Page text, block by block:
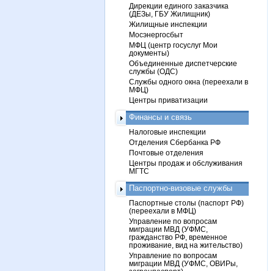
Дирекции единого заказчика
(ДЕЗы, ГБУ Жилищник)
Жилищные инспекции
Мосэнергосбыт
МФЦ (центр госуслуг Мои
документы)
Объединенные диспетчерские
службы (ОДС)
Службы одного окна (переехали в
МФЦ)
Центры приватизации
Финансы и связь
Налоговые инспекции
Отделения Сбербанка РФ
Почтовые отделения
Центры продаж и обслуживания
МГТС
Паспортно-визовые службы
Паспортные столы (паспорт РФ)
(переехали в МФЦ)
Управление по вопросам
миграции МВД (УФМС,
гражданство РФ, временное
проживание, вид на жительство)
Управление по вопросам
миграции МВД (УФМС, ОВИРы,